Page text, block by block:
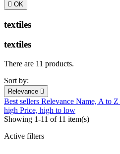
 OK
textiles
textiles
There are 11 products.
Sort by:
Relevance 
Best sellers Relevance Name, A to Z
high Price, high to low
Showing 1-11 of 11 item(s)
Active filters